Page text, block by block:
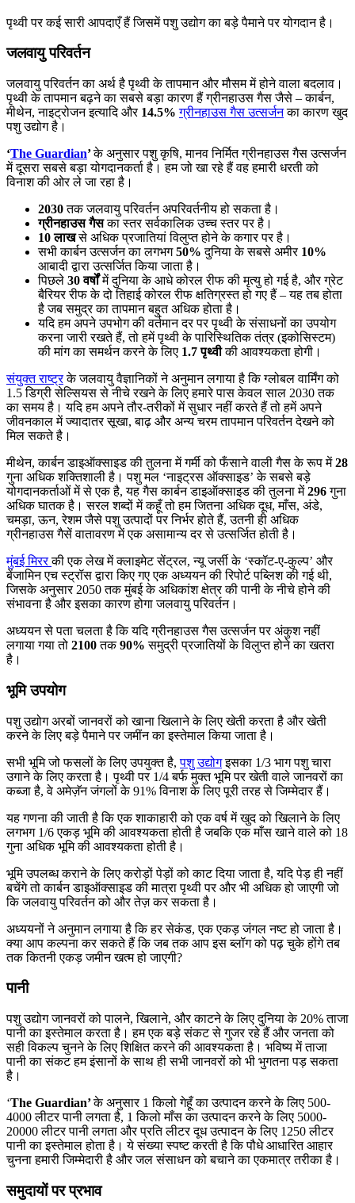
पृथ्वी पर कई सारी आपदाएँ हैं जिसमें पशु उद्योग का बड़े पैमाने पर योगदान है।
जलवायु परिवर्तन
जलवायु परिवर्तन का अर्थ है पृथ्वी के तापमान और मौसम में होने वाला बदलाव।
पृथ्वी के तापमान बढ़ने का सबसे बड़ा कारण हैं ग्रीनहाउस गैस जैसे – कार्बन,
मीथेन, नाइट्रोजन इत्यादि और 14.5%ग्रीनहाउस गैस उत्सर्जनका कारण खुद
पशु उद्योग है।
‘The Guardian’के अनुसार पशु कृषि, मानव निर्मित ग्रीनहाउस गैस उत्सर्जन
में दूसरा सबसे बड़ा योगदानकर्ता है। हम जो खा रहे हैं वह हमारी धरती को
विनाश की ओर ले जा रहा है।
2030तक जलवायु परिवर्तन अपरिवर्तनीय हो सकता है।
ग्रीनहाउस गैसका स्तर सर्वकालिक उच्च स्तर पर है।
10 लाखसे अधिक प्रजातियां विलुप्त होने के कगार पर है।
सभी कार्बन उत्सर्जन का लगभग50%दुनिया के सबसे अमीर 10%
आबादी द्वारा उत्सर्जित किया जाता है।
पिछले 30 वर्षोंमें दुनिया के आधे कोरल रीफ की मृत्यु हो गई है, और ग्रेट
बैरियर रीफ के दो तिहाई कोरल रीफ क्षतिग्रस्त हो गए हैं – यह तब होता
है जब समुद्र का तापमान बहुत अधिक होता है।
यदि हम अपने उपभोग की वर्तमान दर पर पृथ्वी के संसाधनों का उपयोग
करना जारी रखते हैं, तो हमें पृथ्वी के पारिस्थितिक तंत्र (इकोसिस्टम)
की मांग का समर्थन करने के लिए 1.7 पृथ्वीकी आवश्यकता होगी।
संयुक्त राष्ट्रके जलवायु वैज्ञानिकों ने अनुमान लगाया है कि ग्लोबल वार्मिंग को
1.5 डिग्री सेल्सियस से नीचे रखने के लिए हमारे पास केवल साल 2030 तक
का समय है। यदि हम अपने तौर-तरीकों में सुधार नहीं करते हैं तो हमें अपने
जीवनकाल में ज्यादातर सूखा, बाढ़ और अन्य चरम तापमान परिवर्तन देखने को
मिल सकते है।
मीथेन, कार्बन डाइऑक्साइड की तुलना में गर्मी को फँसाने वाली गैस के रूप में28
गुना अधिक शक्तिशाली है। पशु मल ‘नाइट्रस ऑक्साइड’ के सबसे बड़े
योगदानकर्ताओं में से एक है, यह गैस कार्बन डाइऑक्साइड की तुलना में296गुना
अधिक घातक है। सरल शब्दों में कहूँ तो हम जितना अधिक दूध, माँस, अंडे,
चमड़ा, ऊन, रेशम जैसे पशु उत्पादों पर निर्भर होते हैं, उतनी ही अधिक
ग्रीनहाउस गैसें वातावरण में एक असामान्य दर से उत्सर्जित होती है।
मुंबई मिररकी एक लेख में क्लाइमेट सेंट्रल, न्यू जर्सी के ‘स्कॉट-ए-कुल्प’ और
बेंजामिन एच स्ट्रॉस द्वारा किए गए एक अध्ययन की रिपोर्ट पब्लिश की गई थी,
जिसके अनुसार 2050 तक मुंबई के अधिकांश क्षेत्र की पानी के नीचे होने की
संभावना है और इसका कारण होगा जलवायु परिवर्तन।
अध्ययन से पता चलता है कि यदि ग्रीनहाउस गैस उत्सर्जन पर अंकुश नहीं
लगाया गया तो 2100तक90% समुद्री प्रजातियों के विलुप्त होने का खतरा
है।
भूमि उपयोग
पशु उद्योग अरबों जानवरों को खाना खिलाने के लिए खेती करता है और खेती
करने के लिए बड़े पैमाने पर जमींन का इस्तेमाल किया जाता है।
सभी भूमि जो फसलों के लिए उपयुक्त है,पशु उद्योगइसका 1/3 भाग पशु चारा
उगाने के लिए करता है। पृथ्वी पर 1/4 बर्फ मुक्त भूमि पर खेती वाले जानवरों का
कब्जा है, वे अमेज़ॅन जंगलों के 91% विनाश के लिए पूरी तरह से जिम्मेदार हैं।
यह गणना की जाती है कि एक शाकाहारी को एक वर्ष में खुद को खिलाने के लिए
लगभग 1/6 एकड़ भूमि की आवश्यकता होती है जबकि एक माँस खाने वाले को 18
गुना अधिक भूमि की आवश्यकता होती है।
भूमि उपलब्ध कराने के लिए करोड़ों पेड़ों को काट दिया जाता है, यदि पेड़ ही नहीं
बचेंगे तो कार्बन डाइऑक्साइड की मात्रा पृथ्वी पर और भी अधिक हो जाएगी जो
कि जलवायु परिवर्तन को और तेज़ कर सकता है।
अध्ययनों ने अनुमान लगाया है कि हर सेकंड, एक एकड़ जंगल नष्ट हो जाता है।
क्या आप कल्पना कर सकते हैं कि जब तक आप इस ब्लॉग को पढ़ चुके होंगे तब
तक कितनी एकड़ जमीन खत्म हो जाएगी?
पानी
पशु उद्योग जानवरों को पालने, खिलाने, और काटने के लिए दुनिया के 20% ताजा
पानी का इस्तेमाल करता है। हम एक बड़े संकट से गुजर रहे हैं और जनता को
सही विकल्प चुनने के लिए शिक्षित करने की आवश्यकता है। भविष्य में ताजा
पानी का संकट हम इंसानों के साथ ही सभी जानवरों को भी भुगतना पड़ सकता
है।
‘The Guardian’के अनुसार 1 किलो गेहूँ का उत्पादन करने के लिए 500-
4000 लीटर पानी लगता है, 1 किलो माँस का उत्पादन करने के लिए 5000-
20000 लीटर पानी लगता और प्रति लीटर दूध उत्पादन के लिए 1250 लीटर
पानी का इस्तेमाल होता है। ये संख्या स्पष्ट करती है कि पौधे आधारित आहार
चुनना हमारी जिम्मेदारी है और जल संसाधन को बचाने का एकमात्र तरीका है।
समुदायों पर प्रभाव